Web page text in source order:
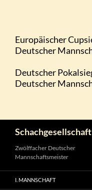
Zwölffacher Deutscher
Mannschaftsmeister
I. MANNSCHAFT